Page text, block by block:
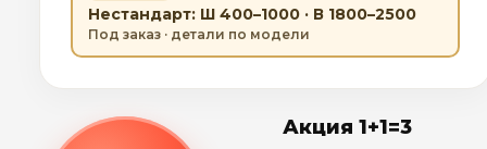
Нестандарт: Ш 400–1000 · В 1800–2500
Под заказ · детали по модели
Акция 1+1=3